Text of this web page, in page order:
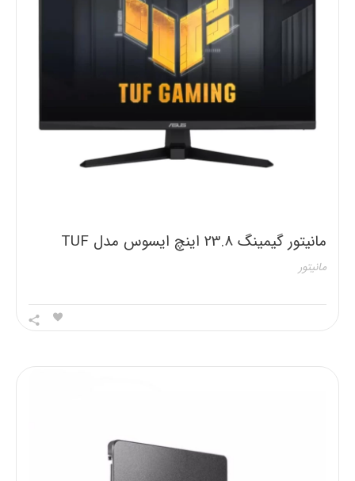
مانیتور گیمینگ 23.8 اینچ ایسوس مدل TUF
VG249Q3A
مانیتور